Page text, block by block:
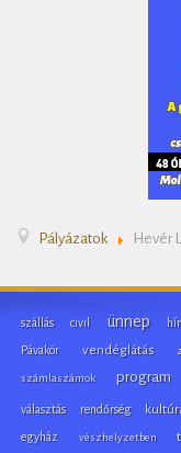
Pályázatok Hevér
szállás civil ünnep
Pávakör vendéglátás
számlaszámok program
választás rendőrség
egyház vészhelyzetben